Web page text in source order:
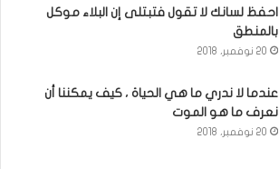
احفظ لسانك لا تقول فتبتلى إن البلاء موكل
بالمنطق
20 نوفمبر، 2018
عندما لا ندري ما هي الحياة ، كيف يمكننا أن
نعرف ما هو الموت
20 نوفمبر، 2018